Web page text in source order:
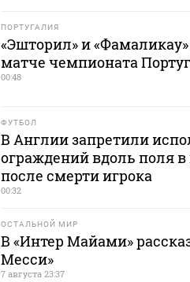
ПОРТУГАЛИЯ
«Эшторил» и
матче чемпионата
00:48
ФУТБОЛ
В Англии запретили
ограждений вдоль поля
после смерти игрока
00:32
ОСТАЛЬНОЙ МИР
В «Интер Майами»
Месси»
7 августа 23:37